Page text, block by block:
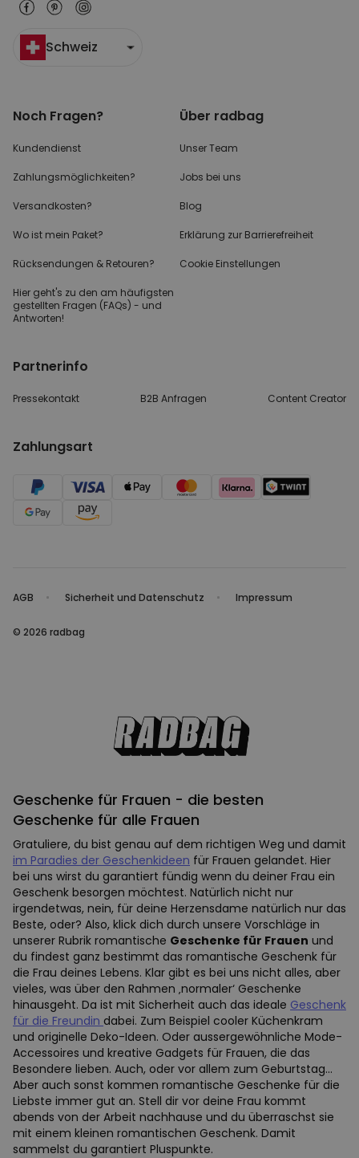
Schweiz
Noch Fragen?
Kundendienst
Zahlungsmöglichkeiten?
Versandkosten?
Wo ist mein Paket?
Rücksendungen & Retouren?
Hier geht's zu den am häufigsten
gestellten Fragen (FAQs) - und
Antworten!
Über radbag
Unser Team
Jobs bei uns
Blog
Erklärung zur Barrierefreiheit
Cookie Einstellungen
Partnerinfo
Pressekontakt B2B Anfragen Content Creator
Zahlungsart
AGB Sicherheit und Datenschutz Impressum
© 2026 radbag
Geschenke für Frauen - die besten
Geschenke für alle Frauen
Gratuliere, du bist genau auf dem richtigen Weg und damit
im Paradies der Geschenkideen für Frauen gelandet. Hier
bei uns wirst du garantiert fündig wenn du deiner Frau ein
Geschenk besorgen möchtest. Natürlich nicht nur
irgendetwas, nein, für deine Herzensdame natürlich nur das
Beste, oder? Also, klick dich durch unsere Vorschläge in
unserer Rubrik romantische Geschenke für Frauen und
du findest ganz bestimmt das romantische Geschenk für
die Frau deines Lebens. Klar gibt es bei uns nicht alles, aber
vieles, was über den Rahmen ‚normaler‘ Geschenke
hinausgeht. Da ist mit Sicherheit auch das ideale Geschenk
für die Freundin dabei. Zum Beispiel cooler Küchenkram
und originelle Deko-Ideen. Oder aussergewöhnliche Mode-
Accessoires und kreative Gadgets für Frauen, die das
Besondere lieben. Auch, oder vor allem zum Geburtstag...
Aber auch sonst kommen romantische Geschenke für die
Liebste immer gut an. Stell dir vor deine Frau kommt
abends von der Arbeit nachhause und du überraschst sie
mit einem kleinen romantischen Geschenk. Damit
sammelst du garantiert Pluspunkte.